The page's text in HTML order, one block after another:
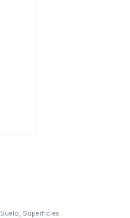
Suelo Superficies